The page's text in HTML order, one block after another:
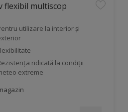
flexibil multiscop
utilizare la interior și
ridicată la condiții
extreme